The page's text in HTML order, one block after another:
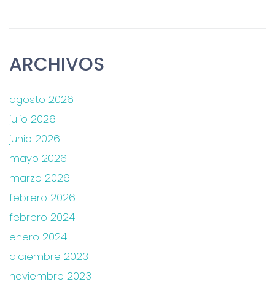
ARCHIVOS
agosto 2026
julio 2026
junio 2026
mayo 2026
marzo 2026
febrero 2026
febrero 2024
enero 2024
diciembre 2023
noviembre 2023